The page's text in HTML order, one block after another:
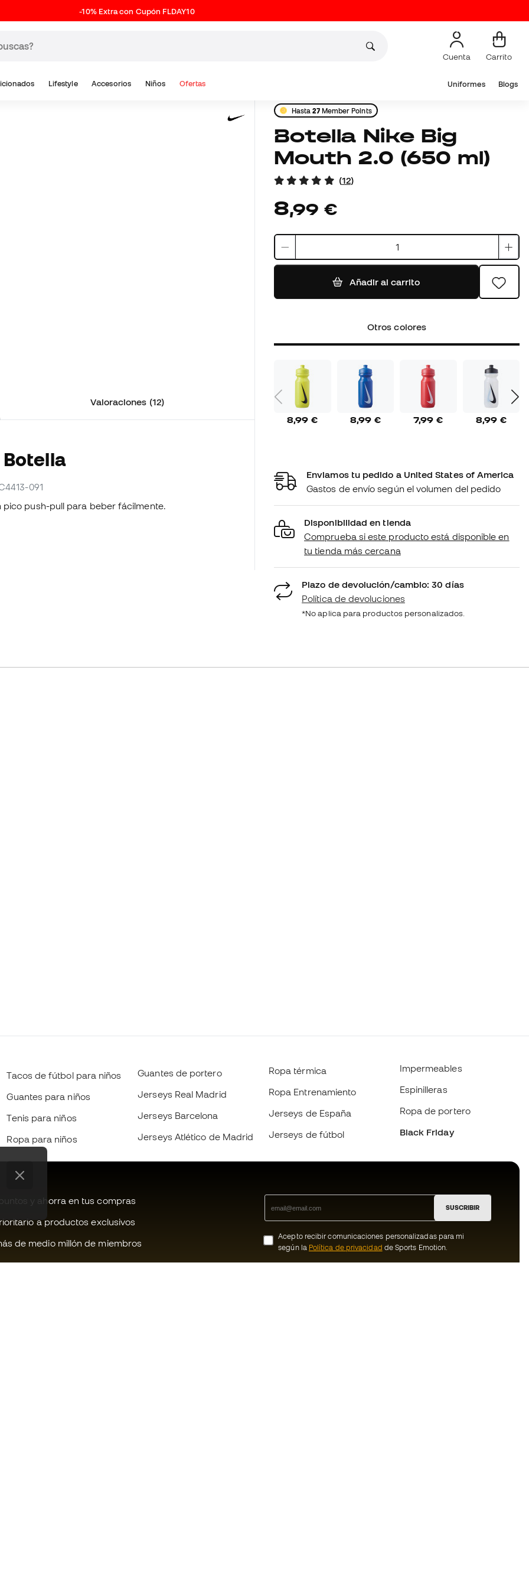
-10% Extra con Cupón FLDAY10
Cuenta Carrito
Lifestyle Accesorios Niños Ofertas Uniformes Blogs
Valoraciones (12)
091
pico push-pull para beber fácilmente.
Hasta27Member Points
Botella Nike Big
Mouth 2.0 (650 ml)
(12)
8,99 €
Añadir al carrito
Otros colores
8,99 € 8,99 € 7,99 € 8,99 €
Enviamos tu pedido a United States of America
Gastos de envío según el volumen del pedido
Disponibilidad en tienda
Comprueba si este producto está disponible en
tu tienda más cercana
Plazo de devolución/cambio: 30 días
Política de devoluciones
*No aplica para productos personalizados.
Tacos de fútbol para niños
Guantes para niños
Tenis para niños
Ropa para niños
Guantes de portero
Jerseys Real Madrid
Jerseys Barcelona
Jerseys Atlético de Madrid
Ropa térmica
Ropa Entrenamiento
Jerseys de España
Jerseys de fútbol
Impermeables
Espinilleras
Ropa de portero
Black Friday
y ahorra en tus compras
a productos exclusivos
de medio millón de miembros
SUSCRIBIR
Acepto recibir comunicaciones personalizadas para mi
según la Política de privacidad de Sports Emotion.